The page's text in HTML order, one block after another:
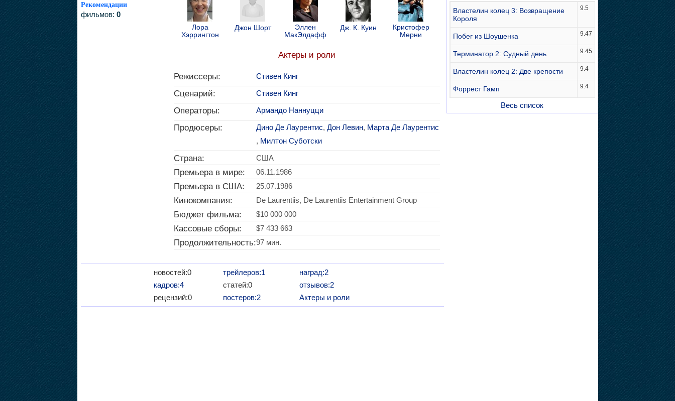
Рекомендации
фильмов: 0
Лора
Хэррингтон
Джон Шорт
Эллен
МакЭлдафф
Дж. К. Куин
Кристофер
Мерни
Актеры и роли
Режиссеры: Стивен Кинг
Сценарий: Стивен Кинг
Операторы: Армандо Наннуцци
Продюсеры: Дино Де Лаурентис, Дон Левин, Марта Де Лаурентис
, Милтон Суботски
Страна: США
Премьера в мире: 06.11.1986
Премьера в США: 25.07.1986
Кинокомпания: De Laurentiis, De Laurentiis Entertainment Group
Бюджет фильма: $10 000 000
Кассовые сборы: $7 433 663
Продолжительность:97 мин.
новостей:0
кадров:4
рецензий:0
трейлеров:1
статей:0
постеров:2
наград:2
отзывов:2
Актеры и роли
Властелин колец 3: Возвращение
Короля
9.5
Побег из Шоушенка 9.47
Терминатор 2: Судный день 9.45
Властелин колец 2: Две крепости 9.4
Форрест Гамп 9.4
Весь список